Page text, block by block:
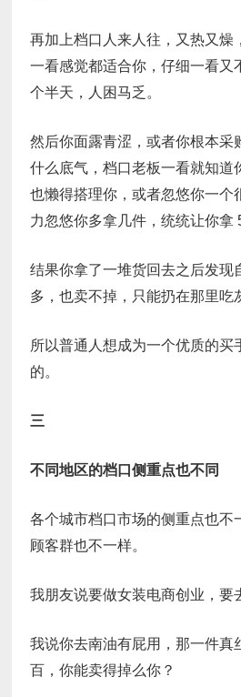
再加上档口人来人往，又热又燥
一看感觉都适合你，仔细一看又
个半天，人困马乏。
然后你面露青涩，或者你根本采
什么底气，档口老板一看就知道
也懒得搭理你，或者忽悠你一个
力忽悠你多拿几件，统统让你拿
结果你拿了一堆货回去之后发现
多，也卖不掉，只能扔在那里吃
所以普通人想成为一个优质的买
的。
三
不同地区的档口侧重点也不同
各个城市档口市场的侧重点也不
顾客群也不一样。
我朋友说要做女装电商创业，要
我说你去南油有屁用，那一件真
百，你能卖得掉么你？